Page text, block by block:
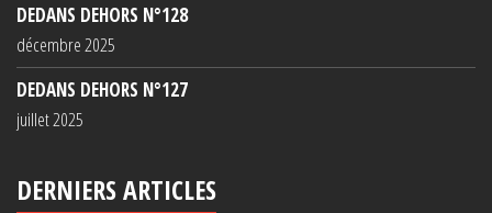
DEDANS DEHORS N°128
décembre 2025
DEDANS DEHORS N°127
juillet 2025
DERNIERS ARTICLES